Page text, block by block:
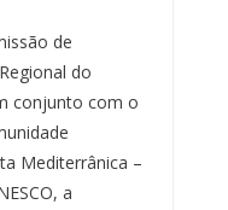
de
do
conjunto com o
Mediterrânica –
a